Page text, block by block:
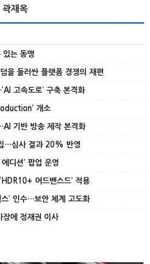
곽재옥
있는 동맹
을 둘러싼 플랫폼 경쟁의 재편
고속도로’ 구축 본격화
개소
기반 방송 제작 본격화
…심사 결과 20% 반영
디션’ 팝업 운영
어드밴스드’ 적용
스’ 인수…보안 체계 고도화
장에 정재권 이사